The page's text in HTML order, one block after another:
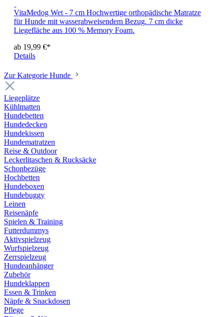
VitaMedog Wet - 7 cm Hochwertige orthopädische Matratze
für Hunde mit wasserabweisendem Bezug. 7 cm dicke
Liegefläche aus 100 % Memory Foam.
ab 19,99 €*
Details
Zur Kategorie Hunde
Liegeplätze
Kühlmatten
Hundebetten
Hundedecken
Hundekissen
Hundematratzen
Reise & Outdoor
Leckerlitaschen & Rucksäcke
Schonbezüge
Hochbetten
Hundeboxen
Hundebuggy
Leinen
Reisenäpfe
Spielen & Training
Futterdummys
Aktivspielzeug
Wurfspielzeug
Zerrspielzeug
Hundeanhänger
Zubehör
Hundeklappen
Essen & Trinken
Näpfe & Snackdosen
Pflege